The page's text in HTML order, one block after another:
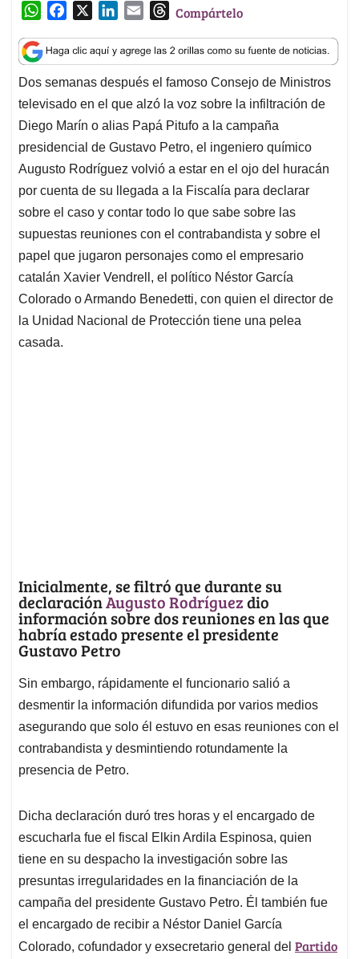
W
a
t
s
A
p
p
c
e
b
o
o
k
n
k
e
d
I
n
a
i
l
T
r
e
a
d
s
Compártelo
Dos semanas después el famoso Consejo de Ministros
televisado en el que alzó la voz sobre la infiltración de
Diego Marín o alias Papá Pitufo a la campaña
presidencial de Gustavo Petro, el ingeniero químico
Augusto Rodríguez volvió a estar en el ojo del huracán
por cuenta de su llegada a la Fiscalía para declarar
sobre el caso y contar todo lo que sabe sobre las
supuestas reuniones con el contrabandista y sobre el
papel que jugaron personajes como el empresario
catalán Xavier Vendrell, el político Néstor García
Colorado o Armando Benedetti, con quien el director de
la Unidad Nacional de Protección tiene una pelea
casada.
Inicialmente, se filtró que durante su
declaraciónAugusto Rodríguezdio
información sobre dos reuniones en las que
habría estado presente el presidente
Gustavo Petro
Sin embargo, rápidamente el funcionario salió a
desmentir la información difundida por varios medios
asegurando que solo él estuvo en esas reuniones con el
contrabandista y desmintiendo rotundamente la
presencia de Petro.
Dicha declaración duró tres horas y el encargado de
escucharla fue el fiscal Elkin Ardila Espinosa, quien
tiene en su despacho la investigación sobre las
presuntas irregularidades en la financiación de la
campaña del presidente Gustavo Petro. Él también fue
el encargado de recibir a Néstor Daniel García
Colorado, cofundador y exsecretario general del Partido